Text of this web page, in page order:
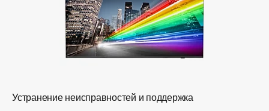
Устранение неисправностей и поддержка